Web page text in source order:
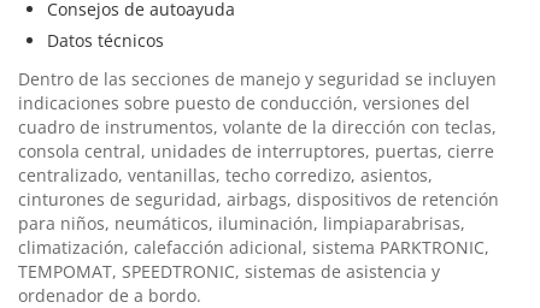
Consejos de autoayuda
Datos técnicos
Dentro de las secciones de manejo y seguridad se incluyen
indicaciones sobre puesto de conducción, versiones del
cuadro de instrumentos, volante de la dirección con teclas,
consola central, unidades de interruptores, puertas, cierre
centralizado, ventanillas, techo corredizo, asientos,
cinturones de seguridad, airbags, dispositivos de retención
para niños, neumáticos, iluminación, limpiaparabrisas,
climatización, calefacción adicional, sistema PARKTRONIC,
TEMPOMAT, SPEEDTRONIC, sistemas de asistencia y
ordenador de a bordo.